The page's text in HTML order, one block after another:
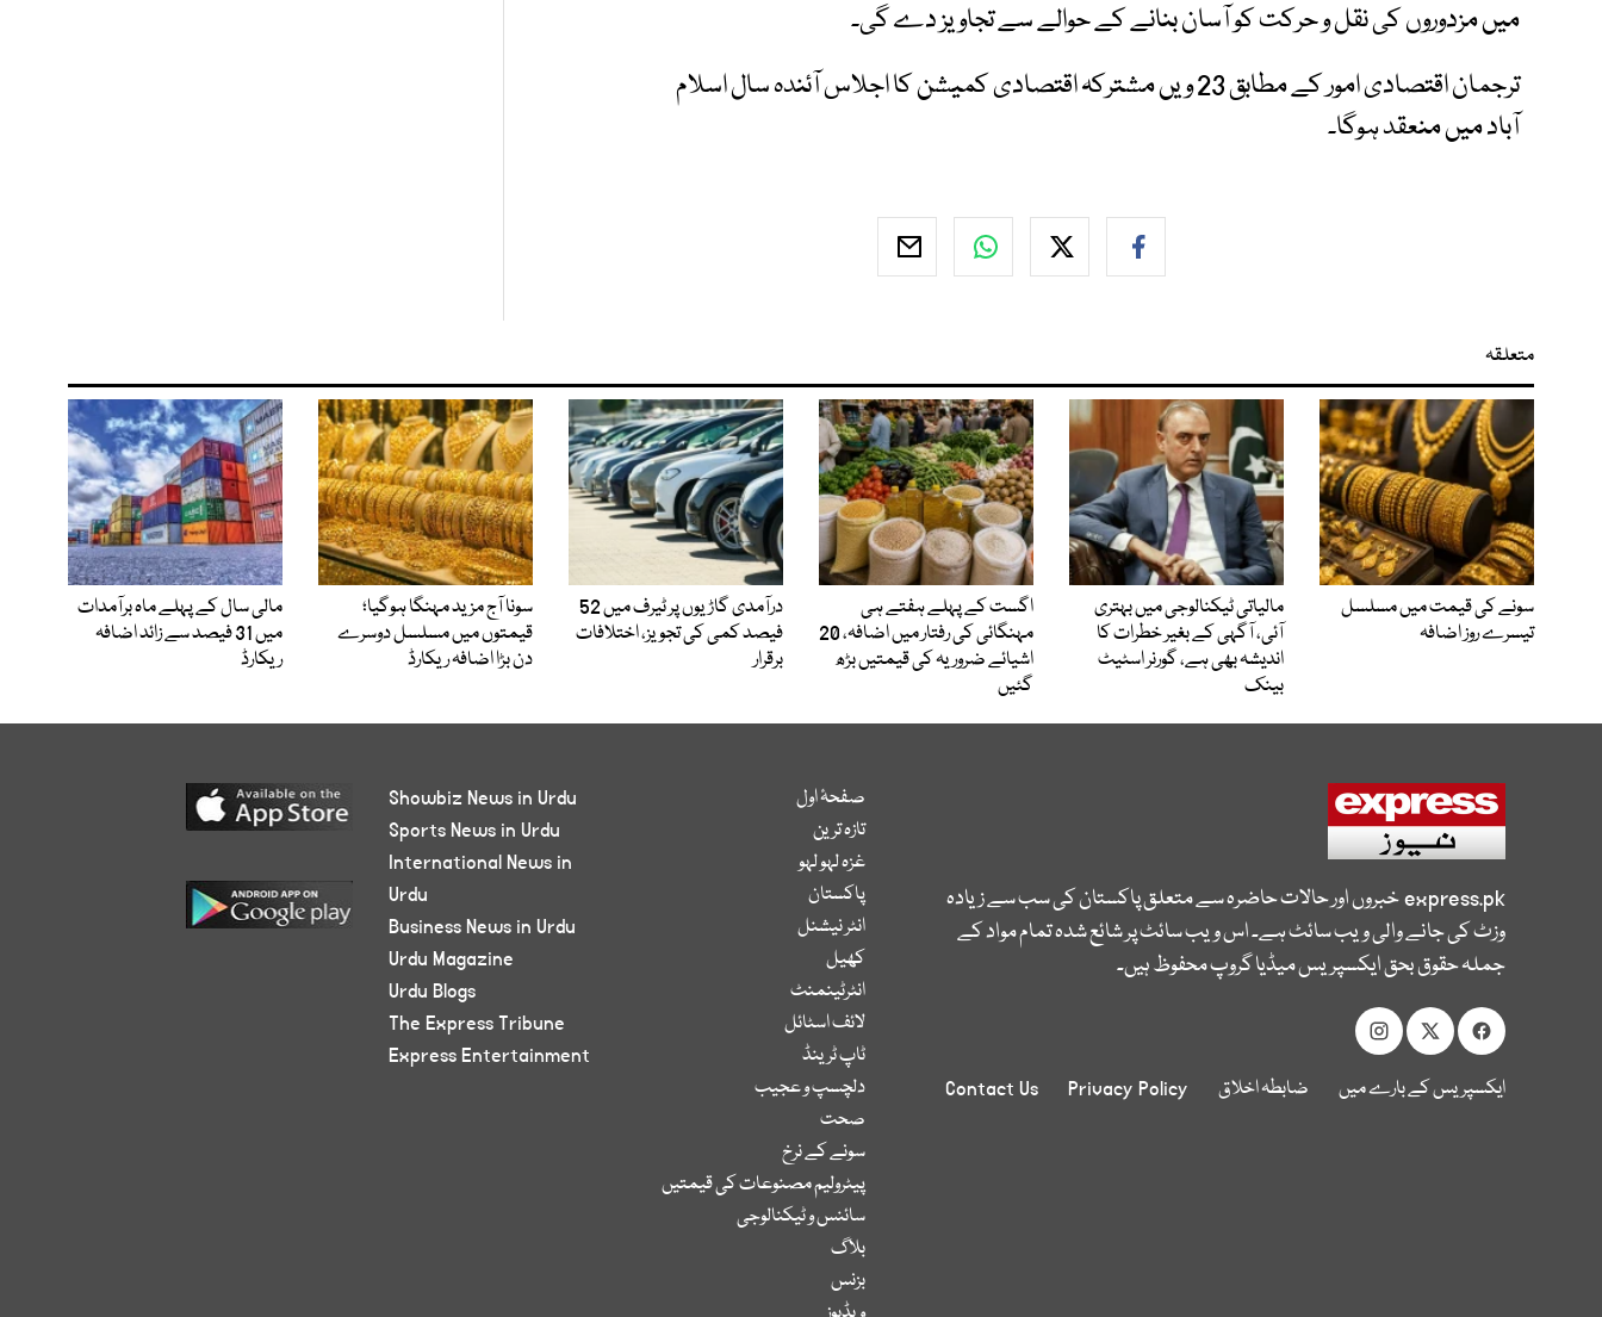
میں مزدوروں کی نقل و حرکت کو آسان بنانے کے حوالے سے تجاویز دے گی۔
ترجمان اقتصادی امور کے مطابق 23 ویں مشترکہ اقتصادی کمیشن کا اجلاس آئندہ سال اسلام
آباد میں منعقد ہوگا۔
متعلقہ
سونے کی قیمت میں مسلسل
تیسرے روز اضافہ
مالیاتی ٹیکنالوجی میں بہتری
آئی، آگہی کے بغیر خطرات کا
اندیشہ بھی ہے، گورنر اسٹیٹ
بینک
اگست کے پہلے ہفتے ہی
مہنگائی کی رفتار میں اضافہ، 20
اشیائے ضروریہ کی قیمتیں بڑھ
گئیں
درآمدی گاڑیوں پر ٹیرف میں 52
فیصد کمی کی تجویز، اختلافات
برقرار
سونا آج مزید مہنگا ہوگیا؛
قیمتوں میں مسلسل دوسرے
دن بڑا اضافہ ریکارڈ
مالی سال کے پہلے ماہ برآمدات
میں 31 فیصد سے زائد اضافہ
ریکارڈ
express.pkخبروں اور حالات حاضرہ سے متعلق پاکستان کی سب سے زیادہ
وزٹ کی جانے والی ویب سائٹ ہے۔ اس ویب سائٹ پر شائع شدہ تمام مواد کے
جملہ حقوق بحق ایکسپریس میڈیا گروپ محفوظ ہیں۔
ایکسپریس کے بارے میں ضابطہ اخلاق Privacy Policy
Contact Us
صفحۂ اول
تازہ ترین
غزہ لہو لہو
پاکستان
انٹر نیشنل
کھیل
انٹرٹینمنٹ
لائف اسٹائل
ٹاپ ٹرینڈ
دلچسپ و عجیب
صحت
سونے کے نرخ
پیٹرولیم مصنوعات کی قیمتیں
سائنس و ٹیکنالوجی
بلاگ
بزنس
Showbiz News in Urdu
Sports News in Urdu
International News in
Urdu
Business News in Urdu
Urdu Magazine
Urdu Blogs
The Express Tribune
Express Entertainment